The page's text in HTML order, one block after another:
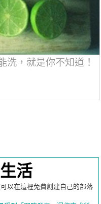
洗，就是你不知道！
活
以在這裡免費創建自己的部落